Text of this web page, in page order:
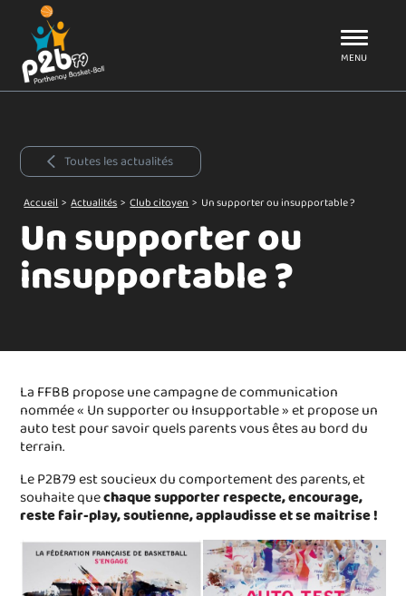
P2B79
MENU
Toutes les actualités
Accueil > Actualités > Club citoyen > Un supporter ou insupportable ?
Un supporter ou
insupportable ?
La FFBB propose une campagne de communication
nommée « Un supporter ou Insupportable » et propose un
auto test pour savoir quels parents vous êtes au bord du
terrain.
Le P2B79 est soucieux du comportement des parents, et
souhaite quechaque supporter respecte, encourage,
reste fair-play, soutienne, applaudisse et se maitrise !